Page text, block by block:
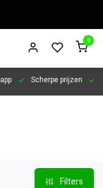
0
Scherpe prijzen
Filters